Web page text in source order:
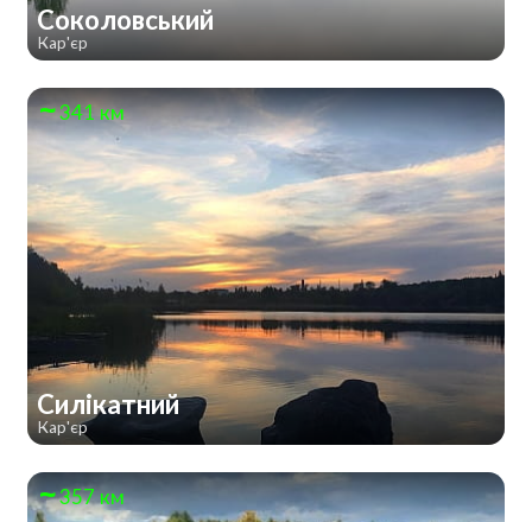
Соколовський
Кар'єр
341 км
Силікатний
Кар'єр
357 км